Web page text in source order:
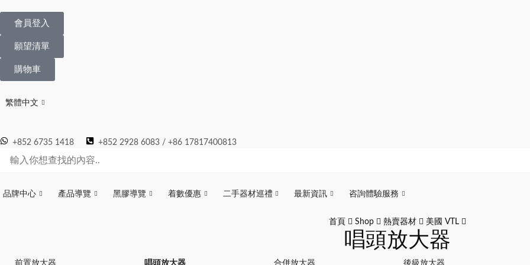
會員登入
願望清單
購物車
繁體中文
+852 6735 1418 +852 2928 6083 / +86 17817400813
品牌中心 產品導覽 黑膠導覽 着數優惠 二手器材巡禮 最新資訊 咨詢體驗服務
首頁 Shop 熱賣器材 美國 VTL
唱頭放大器
前置放大器 唱頭放大器 合併放大器 後級放大器